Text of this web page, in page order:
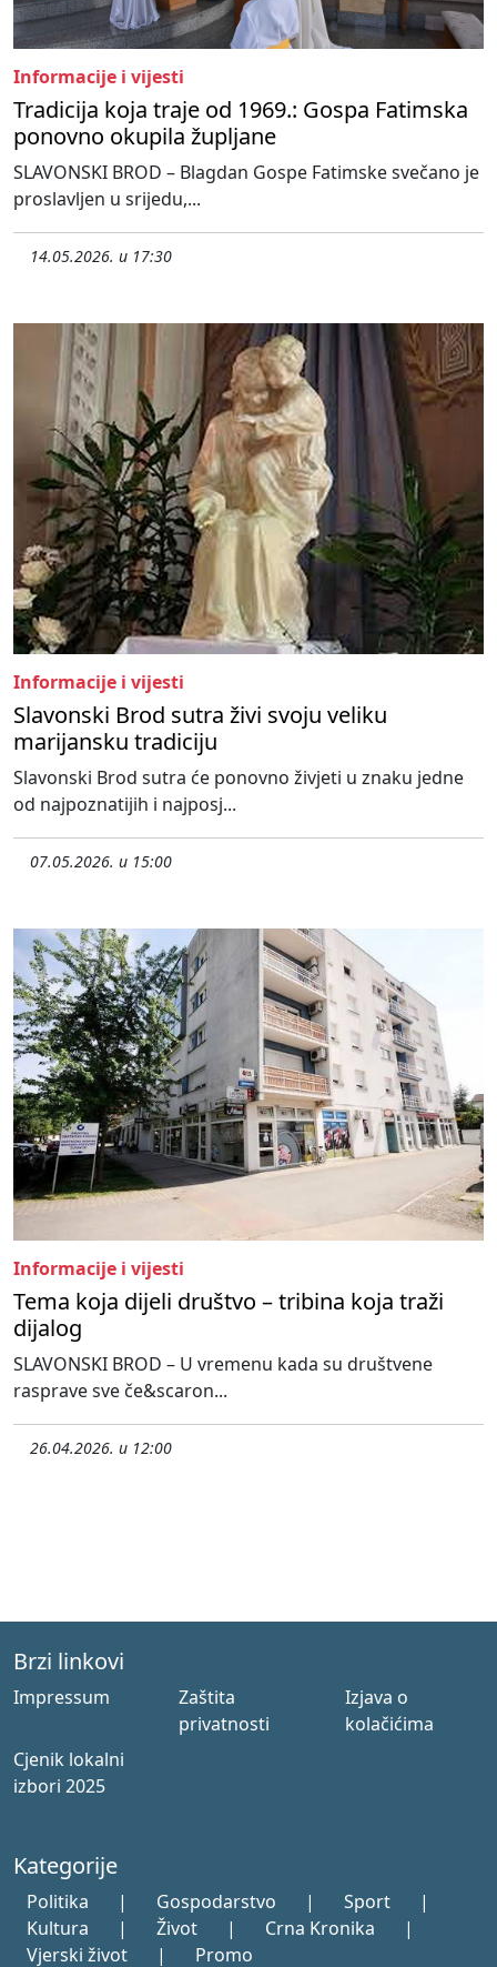
Informacije i vijesti
Tradicija koja traje od 1969.: Gospa Fatimska
ponovno okupila župljane
SLAVONSKI BROD – Blagdan Gospe Fatimske svečano je
proslavljen u srijedu,...
14.05.2026. u 17:30
Informacije i vijesti
Slavonski Brod sutra živi svoju veliku
marijansku tradiciju
Slavonski Brod sutra će ponovno živjeti u znaku jedne
od najpoznatijih i najposj...
07.05.2026. u 15:00
Informacije i vijesti
Tema koja dijeli društvo – tribina koja traži
dijalog
SLAVONSKI BROD – U vremenu kada su društvene
rasprave sve če&scaron...
26.04.2026. u 12:00
Brzi linkovi
Impressum
Zaštita
privatnosti
Izjava o
kolačićima
Cjenik lokalni
izbori 2025
Kategorije
Politika | Gospodarstvo | Sport
|
Kultura
| Život | Crna Kronika
|
Vjerski život
| Promo